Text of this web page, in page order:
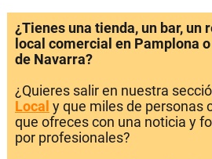
¿Tienes una tienda, un bar, un
local comercial en Pamplona
de Navarra?
¿Quieres salir en nuestra
Local y que miles de personas
que ofreces con una noticia y
por profesionales?